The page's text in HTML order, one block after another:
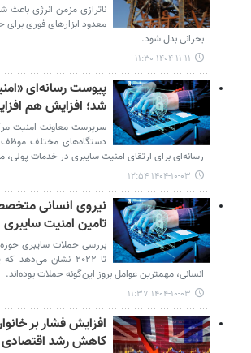
ناترازی مزمن انرژی باعث
معدود ابزارهای فوری
بحرانی بدل شود.
۱۴۰۴-۱۱-۱۱ ۱۱:۳۰
پیوست رسانه‌ای
شد؛ افزایش هم
سرپرست معاونت امنیت
دستگاه‌های مختلف
رسانه‌ای برای ارتقای امنیت سایبری در خدمات پولی،
۱۴۰۴-۱۰-۰۳ ۱۲:۵۴
نیروی انسانی
تامین امنیت سایبری
تا ۲۰۲۲ نشان
انسانی، مهمترین عوامل بروز این‌گونه حملات بوده‌اند.
۱۴۰۴-۱۰-۰۳ ۱۱:۳۷
افزایش فشار بر
کاهش رشد اقتصادی